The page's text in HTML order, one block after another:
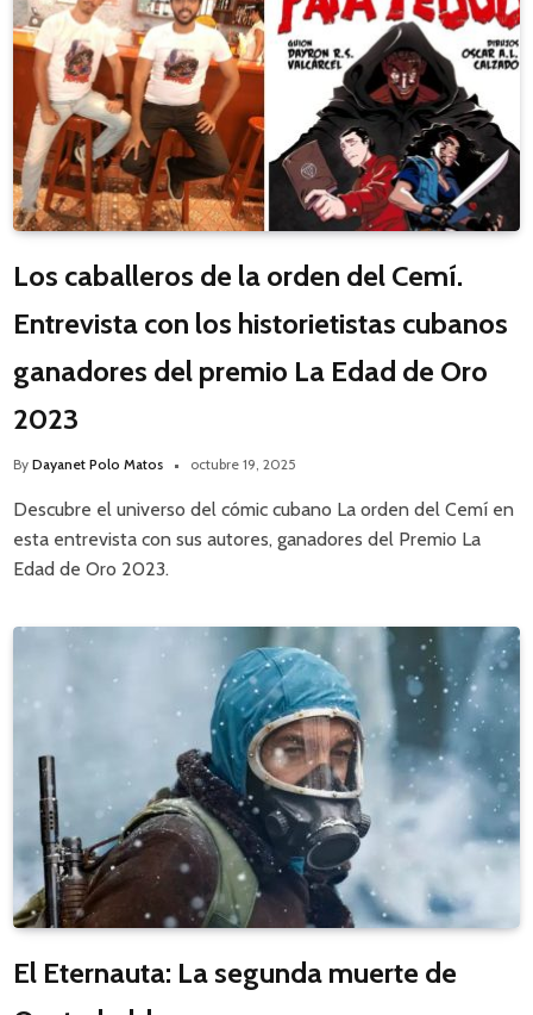
Los caballeros de la orden del Cemí.
Entrevista con los historietistas cubanos
ganadores del premio La Edad de Oro
2023
By Dayanet Polo Matos octubre 19, 2025
Descubre el universo del cómic cubano La orden del Cemí en
esta entrevista con sus autores, ganadores del Premio La
Edad de Oro 2023.
El Eternauta: La segunda muerte de